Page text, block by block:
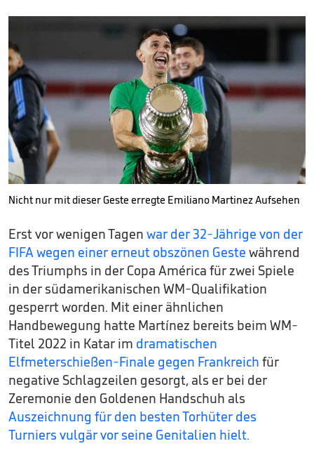
Nicht nur mit dieser Geste erregte Emiliano Martinez Aufsehen
Erst vor wenigen Tagen war der 32-Jährige von der
FIFA wegen einer erneut obszönen Geste während
des Triumphs in der Copa América für zwei Spiele
in der südamerikanischen WM-Qualifikation
gesperrt worden. Mit einer ähnlichen
Handbewegung hatte Martínez bereits beim WM-
Titel 2022 in Katar im dramatischen
Elfmeterschießen-Finale gegen Frankreich für
negative Schlagzeilen gesorgt, als er bei der
Zeremonie den Goldenen Handschuh als
Auszeichnung für den besten Torhüter des
Turniers vulgär vor seine Genitalien hielt.